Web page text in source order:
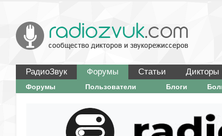
РадиоЗвук Форумы Статьи Дикторы
Форумы Пользователи Блоги